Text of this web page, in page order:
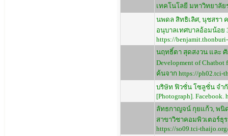
เทคโนโลยี มหาวิทยาลั
นพดล สิทธิเลิศ, นุชสรา
อนุบาลเทศบาลอ้อมน้อย
https://
นฤทธิ์ตา สุดสงวน และ
Development of
ค้นจาก https://ph02.tci-
บริษัท ฟิวชั่น โซลูชั่น จำกั
[Photograph].
ลัทธกาญจน์ กุยแก้ว, พนิ
สาขาวิชาคอมพิวเตอร์ธุ
https://so09.tci-